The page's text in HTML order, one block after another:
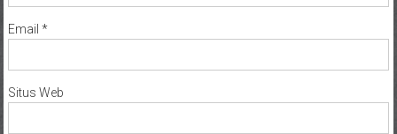
Email *
Situs Web